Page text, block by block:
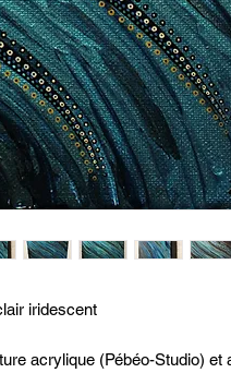
iridescent
acrylique (Pébéo-Studio) et